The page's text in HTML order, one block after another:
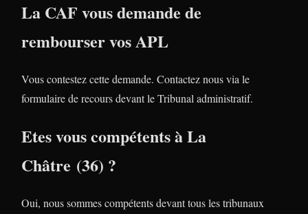
La CAF vous demande de
rembourser vos APL
Vous contestez cette demande. Contactez nous via le
formulaire de recours devant le Tribunal administratif.
Etes vous compétents à La
Châtre (36) ?
Oui, nous sommes compétents devant tous les tribunaux